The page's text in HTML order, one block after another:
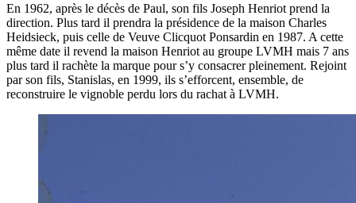
En 1962, après le décès de Paul, son fils Joseph Henriot prend la
direction. Plus tard il prendra la présidence de la maison Charles
Heidsieck, puis celle de Veuve Clicquot Ponsardin en 1987. A cette
même date il revend la maison Henriot au groupe LVMH mais 7 ans
plus tard il rachète la marque pour s’y consacrer pleinement. Rejoint
par son fils, Stanislas, en 1999, ils s’efforcent, ensemble, de
reconstruire le vignoble perdu lors du rachat à LVMH.